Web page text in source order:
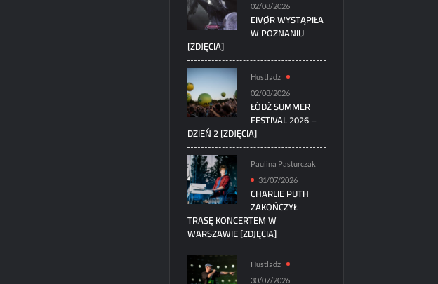
02/08/2026
EIVØR WYSTĄPIŁA
W POZNANIU
[ZDJĘCIA]
Hustladz
02/08/2026
ŁÓDŹ SUMMER
FESTIVAL 2026 –
DZIEŃ 2 [ZDJĘCIA]
Paulina Pasturczak
31/07/2026
CHARLIE PUTH
ZAKOŃCZYŁ
TRASĘ KONCERTEM W
WARSZAWIE [ZDJĘCIA]
Hustladz
30/07/2026